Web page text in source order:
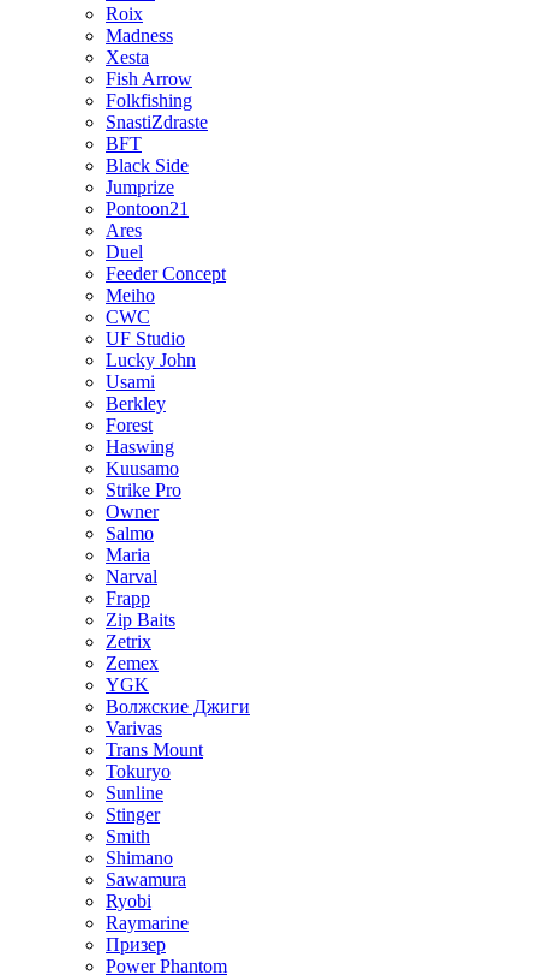
Roix
Madness
Xesta
Fish Arrow
Folkfishing
SnastiZdraste
BFT
Black Side
Jumprize
Pontoon21
Ares
Duel
Feeder Concept
Meiho
CWC
UF Studio
Lucky John
Usami
Berkley
Forest
Haswing
Kuusamo
Strike Pro
Owner
Salmo
Maria
Narval
Frapp
Zip Baits
Zetrix
Zemex
YGK
Волжские Джиги
Varivas
Trans Mount
Tokuryo
Sunline
Stinger
Smith
Shimano
Sawamura
Ryobi
Raymarine
Призер
Power Phantom